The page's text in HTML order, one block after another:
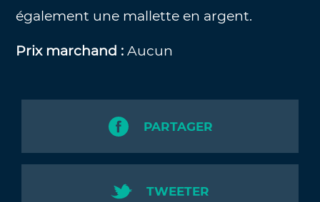
également une mallette en argent.
Prix marchand :Aucun
PARTAGER
TWEETER